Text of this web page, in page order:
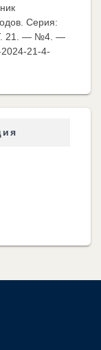
Серия:
Т. 21. — №4. —
21-4-